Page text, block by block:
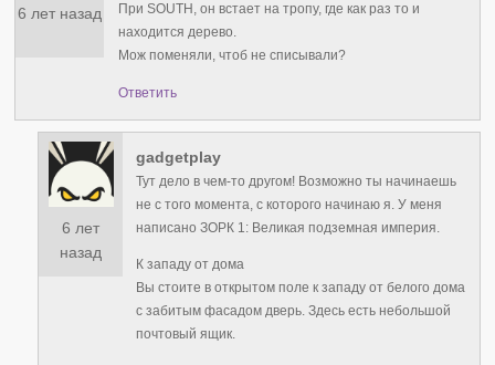
6 лет назад
При SOUTH, он встает на тропу, где как раз то и
находится дерево.
Мож поменяли, чтоб не списывали?
Ответить
6 лет
назад
gadgetplay
Тут дело в чем-то другом! Возможно ты начинаешь
не с того момента, с которого начинаю я. У меня
написано ЗОРК 1: Великая подземная империя.
К западу от дома
Вы стоите в открытом поле к западу от белого дома
с забитым фасадом дверь. Здесь есть небольшой
почтовый ящик.